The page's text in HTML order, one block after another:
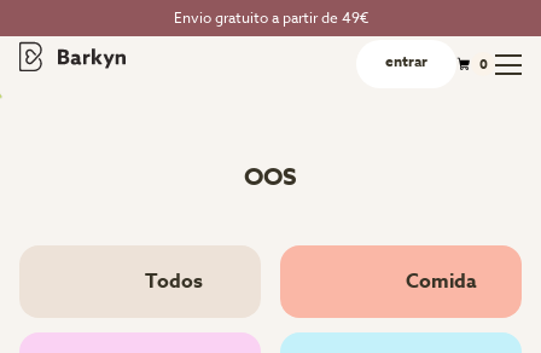
Envio gratuito a partir de 49€
entrar 0
OOS
Todos Comida